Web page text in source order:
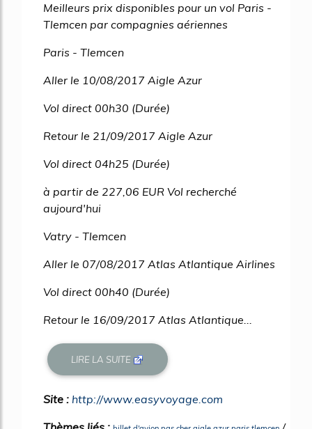
Meilleurs prix disponibles pour un vol Paris -
Tlemcen par compagnies aériennes
Paris - Tlemcen
Aller le 10/08/2017 Aigle Azur
Vol direct 00h30 (Durée)
Retour le 21/09/2017 Aigle Azur
Vol direct 04h25 (Durée)
à partir de 227,06 EUR Vol recherché
aujourd'hui
Vatry - Tlemcen
Aller le 07/08/2017 Atlas Atlantique Airlines
Vol direct 00h40 (Durée)
Retour le 16/09/2017 Atlas Atlantique...
LIRE LA SUITE
Site : http://www.easyvoyage.com